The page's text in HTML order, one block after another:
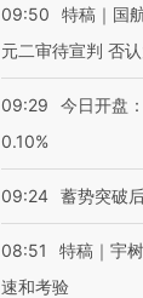
09:50
特稿｜国
元二审待宣判 否
09:29
今日开盘
0.10%
09:24 蓄势突破
08:51
特稿｜宇
速和考验